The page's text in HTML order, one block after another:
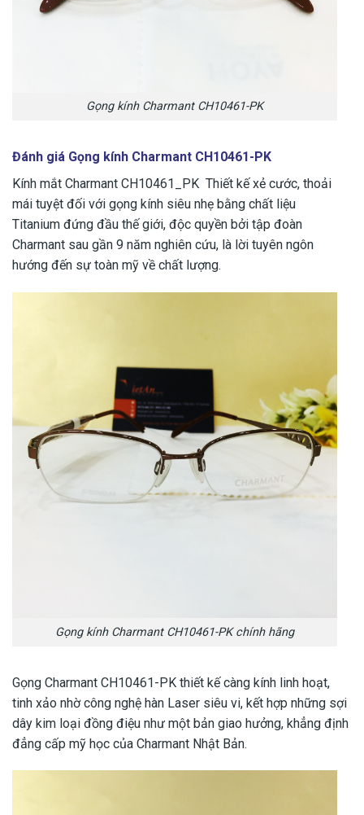
Gọng kính Charmant CH10461-PK
Đánh giá Gọng kính Charmant CH10461-PK
Kính mắt Charmant CH10461_PK Thiết kế xẻ cước, thoải
mái tuyệt đối với gọng kính siêu nhẹ bằng chất liệu
Titanium đứng đầu thế giới, độc quyền bởi tập đoàn
Charmant sau gần 9 năm nghiên cứu, là lời tuyên ngôn
hướng đến sự toàn mỹ về chất lượng.
Gọng kính Charmant CH10461-PK chính hãng
Gọng Charmant CH10461-PK thiết kế càng kính linh hoạt,
tinh xảo nhờ công nghệ hàn Laser siêu vi, kết hợp những sợi
dây kim loại đồng điệu như một bản giao hưởng, khẳng định
đẳng cấp mỹ học của Charmant Nhật Bản.